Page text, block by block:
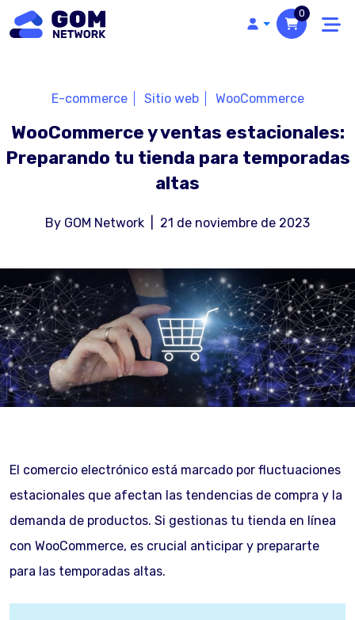
0
WooCommerce y ventas estacionales:
Preparando tu tienda para temporadas
altas
E-commerce Sitio web WooCommerce
By GOM Network 21 de noviembre de 2023
El comercio electrónico está marcado por fluctuaciones
estacionales que afectan las tendencias de compra y la
demanda de productos. Si gestionas tu tienda en línea
con WooCommerce, es crucial anticipar y prepararte
para las temporadas altas.